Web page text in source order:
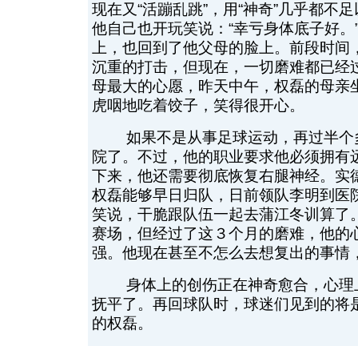
现在又“活蹦乱跳”，用“神奇”几乎都不
他自己也开玩笑说：“幸亏身体底子好
上，也回到了他父母的脸上。前段时
沉重的打击，但现在，一切磨难都已经
母最大的心愿，昨天中午，权磊的母亲
虎咽地吃着饺子，笑得很开心。
如果不是从事足球运动，再过半个
院了。不过，他的职业要求他必须拥有
下来，他还需要彻底恢复右腿神经。实
权磊能够早日归队，日前领队李明到医
笑说，干脆跟队伍一起去蒲江冬训算了
赛场，但经过了这３个月的磨难，他的
强。他现在甚至不怎么去想复出的事情
身体上的创伤正在神奇愈合，心理
抚平了。再回球队时，球迷们见到的将
的权磊。